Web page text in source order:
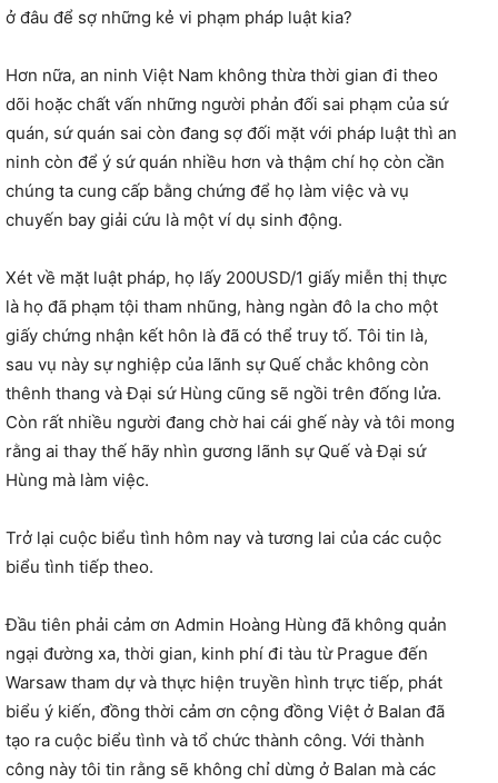
ở đâu để sợ những kẻ vi phạm pháp luật kia?
Hơn nữa, an ninh Việt Nam không thừa thời gian đi theo
dõi hoặc chất vấn những người phản đối sai phạm của sứ
quán, sứ quán sai còn đang sợ đối mặt với pháp luật thì an
ninh còn để ý sứ quán nhiều hơn và thậm chí họ còn cần
chúng ta cung cấp bằng chứng để họ làm việc và vụ
chuyến bay giải cứu là một ví dụ sinh động.
Xét về mặt luật pháp, họ lấy 200USD/1 giấy miễn thị thực
là họ đã phạm tội tham nhũng, hàng ngàn đô la cho một
giấy chứng nhận kết hôn là đã có thể truy tố. Tôi tin là,
sau vụ này sự nghiệp của lãnh sự Quế chắc không còn
thênh thang và Đại sứ Hùng cũng sẽ ngồi trên đống lửa.
Còn rất nhiều người đang chờ hai cái ghế này và tôi mong
rằng ai thay thế hãy nhìn gương lãnh sự Quế và Đại sứ
Hùng mà làm việc.
Trở lại cuộc biểu tình hôm nay và tương lai của các cuộc
biểu tình tiếp theo.
Đầu tiên phải cảm ơn Admin Hoàng Hùng đã không quản
ngại đường xa, thời gian, kinh phí đi tàu từ Prague đến
Warsaw tham dự và thực hiện truyền hình trực tiếp, phát
biểu ý kiến, đồng thời cảm ơn cộng đồng Việt ở Balan đã
tạo ra cuộc biểu tình và tổ chức thành công. Với thành
công này tôi tin rằng sẽ không chỉ dừng ở Balan mà các